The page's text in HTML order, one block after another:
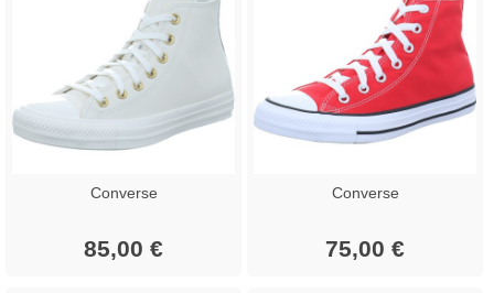
Converse
85,00 €
Converse
75,00 €